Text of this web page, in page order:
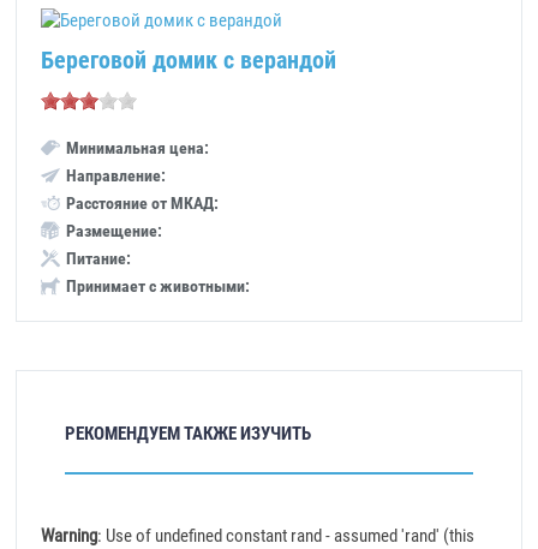
Береговой домик с верандой
Минимальная цена:
Направление:
Расстояние от МКАД:
Размещение:
Питание:
Принимает с животными:
РЕКОМЕНДУЕМ ТАКЖЕ ИЗУЧИТЬ
Warning: Use of undefined constant rand - assumed 'rand' (this